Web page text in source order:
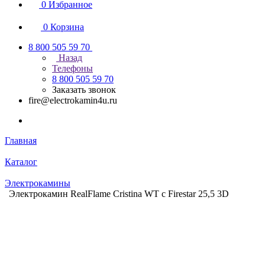
0 Избранное
0 Корзина
8 800 505 59 70
Назад
Телефоны
8 800 505 59 70
Заказать звонок
fire@electrokamin4u.ru
Главная
Каталог
Электрокамины
Электрокамин RealFlame Cristina WT с Firestar 25,5 3D